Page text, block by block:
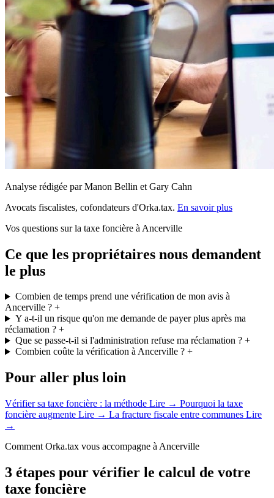
Analyse rédigée par Manon Bellin et Gary Cahn
Avocats fiscalistes, cofondateurs d'Orka.tax. En savoir plus
Vos questions sur la taxe foncière à Ancerville
Ce que les propriétaires nous demandent
le plus
Combien de temps prend une vérification de mon avis à
Ancerville ? +
Y a-t-il un risque qu'on me demande de payer plus après ma
réclamation ? +
Que se passe-t-il si l'administration refuse ma réclamation ?+
Combien coûte la vérification à Ancerville ?+
Pour aller plus loin
Vérifier sa taxe foncière : la méthode Lire → Pourquoi la taxe
foncière augmente Lire → La fracture fiscale entre communes Lire
→
Comment Orka.tax vous accompagne à Ancerville
3 étapes pour vérifier le calcul de votre
taxe foncière